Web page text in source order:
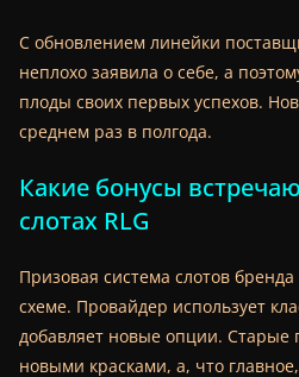
С обновлением линейки
неплохо заявила о себе, а
плоды своих первых успехов.
среднем раз в полгода.
Какие бонусы
слотах RLG
Призовая система слотов
схеме. Провайдер использует
добавляет новые опции. Старые
новыми красками, а, что